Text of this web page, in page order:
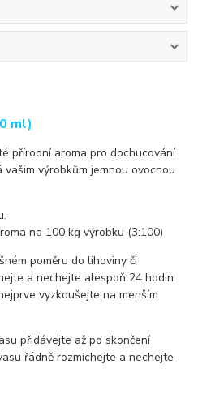
ml)
přírodní aroma pro dochucování
výrobkům jemnou ovocnou
na 100 kg výrobku (3:100)
poměru do lihoviny či
a nechejte alespoň 24 hodin
vyzkoušejte na menším
přidávejte až po skončení
řádně rozmíchejte a nechejte